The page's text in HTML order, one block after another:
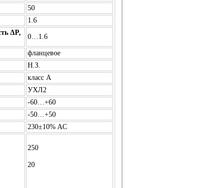
50
1.6
∆P,
0…1.6
фланцевое
Н.З.
класс А
УХЛ2
-60…+60
-50…+50
230±10% AC
250
20